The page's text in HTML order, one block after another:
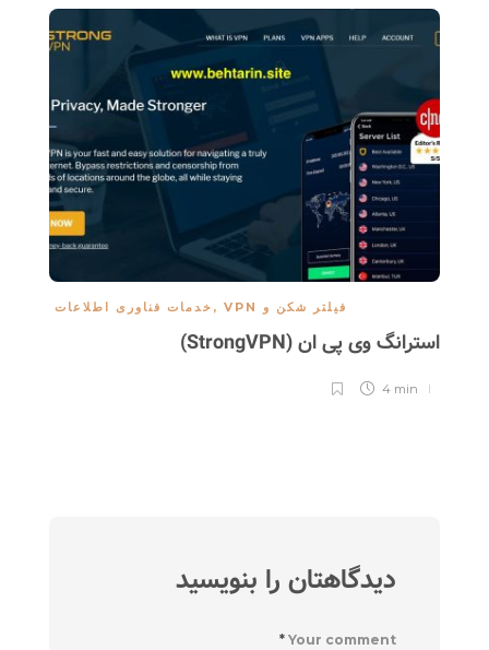
خدمات فناوری اطلاعات , فیلتر شکن و VPN
استرانگ وی پی ان (StrongVPN)
4 min
دیدگاهتان را بنویسید
Your comment
*